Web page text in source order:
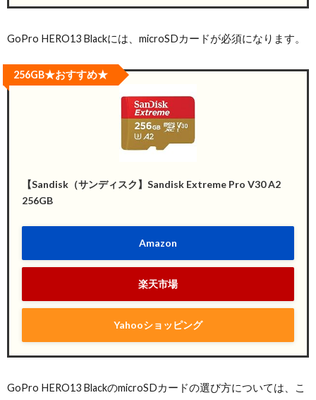
GoPro HERO13 Blackには、microSDカードが必須になります。
【Sandisk（サンディスク】Sandisk Extreme Pro V30 A2
256GB
Amazon
楽天市場
Yahooショッピング
256GB★おすすめ★
GoPro HERO13 BlackのmicroSDカードの選び方については、こ